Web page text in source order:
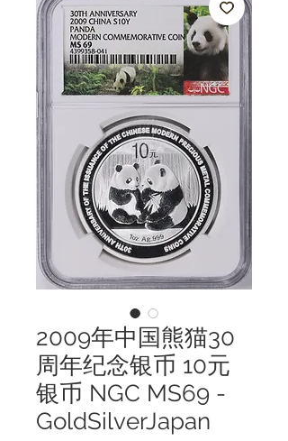
2009年中国熊猫30
周年纪念银币 10元
银币 NGC MS69 -
GoldSilverJapan